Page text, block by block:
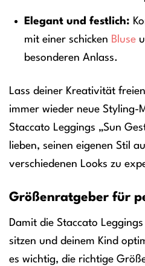
Elegant und festlich:
mit einer schicken Bluse
besonderen Anlass.
Lass deiner Kreativität
immer wieder neue Styling-
Staccato Leggings „Sun
lieben, seinen eigenen Stil
verschiedenen Looks zu
Größenratgeber für
Damit die Staccato
sitzen und deinem Kind
es wichtig, die richtige